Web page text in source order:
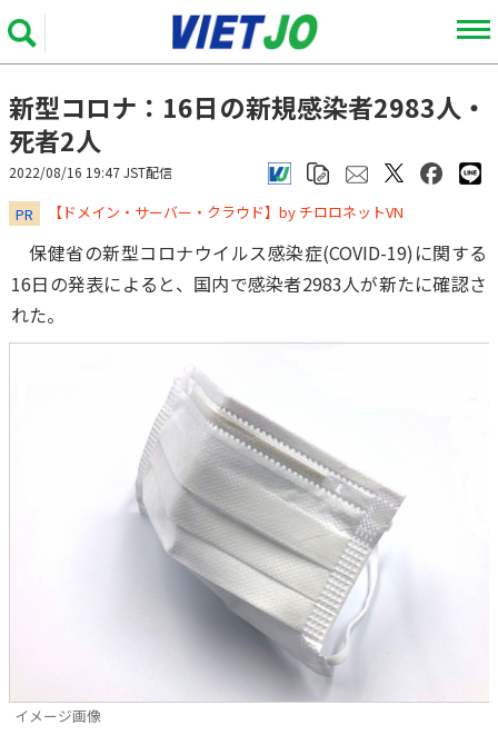
新型コロナ：16日の新規感染者2983人・
死者2人
2022/08/16 19:47 JST配信
PR ​​​​​​​【ドメイン・サーバー・クラウド】by チロロネットVN
保健省の新型コロナウイルス感染症(COVID-19)に関する
16日の発表によると、国内で感染者2983人が新たに確認さ
れた。
イメージ画像